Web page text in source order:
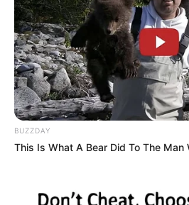
BUZZDAY
This Is What A Bear Did To The Man